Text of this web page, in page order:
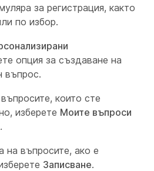
за регистрация, както
по избор.
опция за създаване на
въпрос.
които сте
изберете Моите въпроси
.
на въпросите, ако е
Записване.